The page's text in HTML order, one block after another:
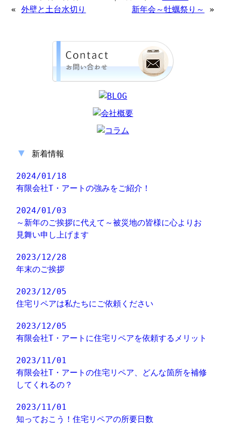
«外壁と土台水切り 新年会～牡蠣祭り～ »
▼ 新着情報
2024/01/18
有限会社T・アートの強みをご紹介！
2024/01/03
～新年のご挨拶に代えて～被災地の皆様に心よりお
見舞い申し上げます
2023/12/28
年末のご挨拶
2023/12/05
住宅リペアは私たちにご依頼ください
2023/12/05
有限会社T・アートに住宅リペアを依頼するメリット
2023/11/01
有限会社T・アートの住宅リペア、どんな箇所を補修
してくれるの？
2023/11/01
知っておこう！住宅リペアの所要日数